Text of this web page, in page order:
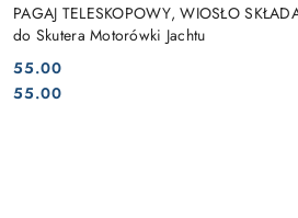
PAGAJ TELESKOPOWY, WIOSŁO
do Skutera Motorówki Jachtu
Cena:
55.00
Cena:
55.00